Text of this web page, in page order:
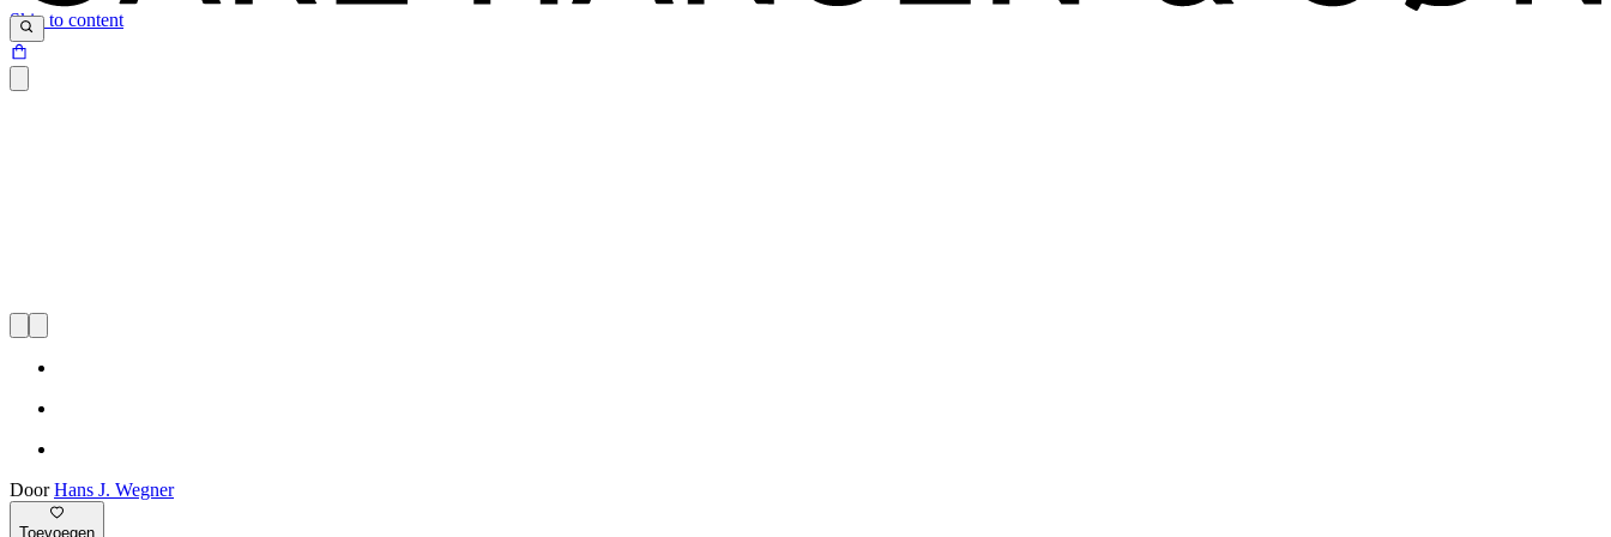
Skip to content
DoorHans J. Wegner
Toevoegen